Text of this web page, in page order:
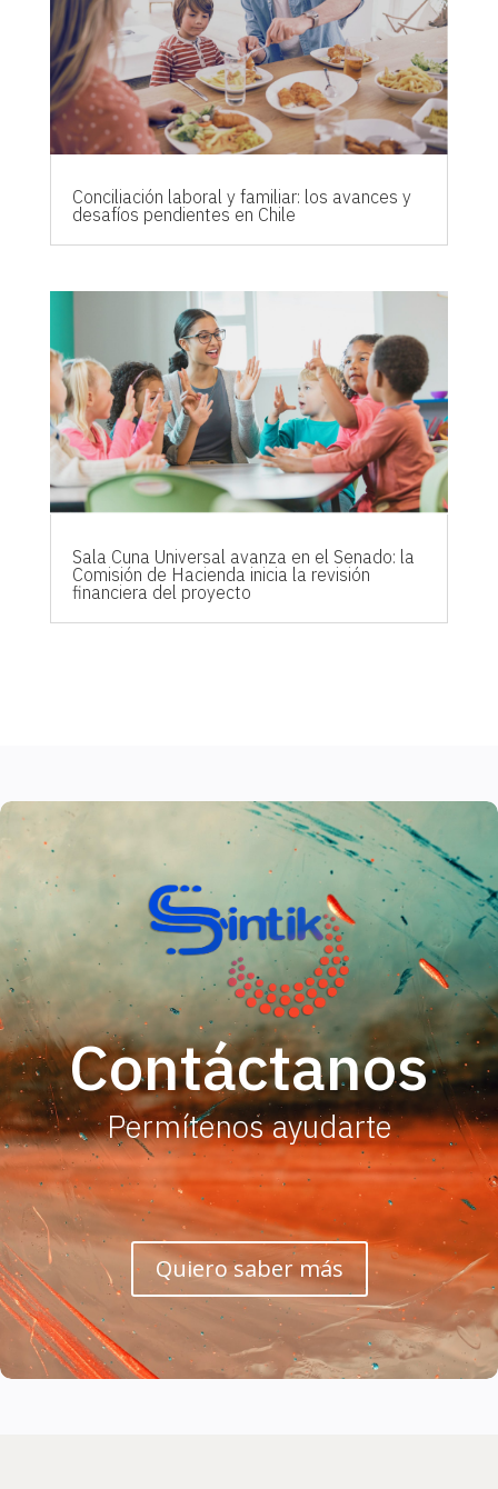
Conciliación laboral y familiar: los avances y
desafíos pendientes en Chile
Sala Cuna Universal avanza en el Senado: la
Comisión de Hacienda inicia la revisión
financiera del proyecto
Contáctanos
Permítenos ayudarte
Quiero saber más